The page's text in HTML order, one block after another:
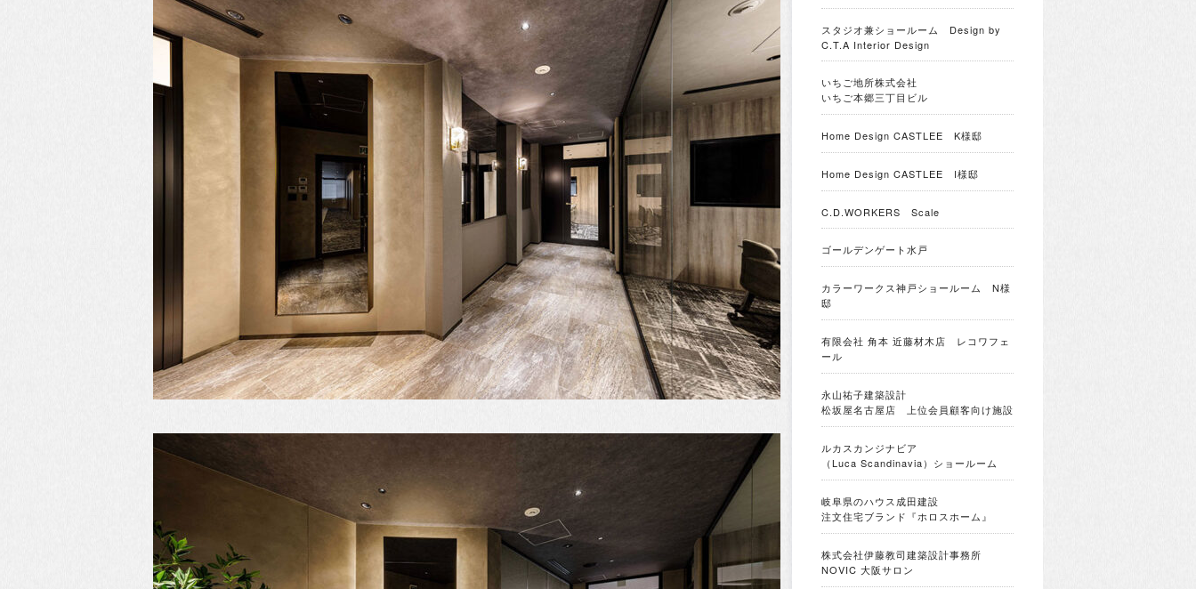
スタジオ兼ショールーム Design by
C.T.A Interior Design
いちご地所株式会社
いちご本郷三丁目ビル
Home Design CASTLEE K様邸
Home Design CASTLEE I様邸
C.D.WORKERS Scale
ゴールデンゲート水戸
カラーワークス神戸ショールーム N様
邸
有限会社 角本 近藤材木店 レコワフェ
ール
永山祐子建築設計
松坂屋名古屋店 上位会員顧客向け施設
ルカスカンジナビア
（Luca Scandinavia）ショールーム
岐阜県のハウス成田建設
注文住宅ブランド『ホロスホーム』
株式会社伊藤教司建築設計事務所
NOVIC 大阪サロン